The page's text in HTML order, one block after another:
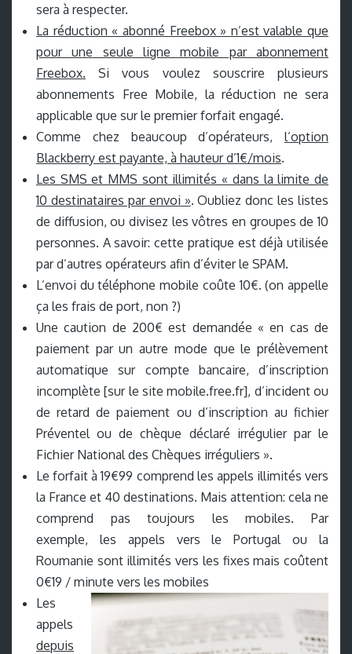
sera à respecter.
La réduction « abonné Freebox » n’est valable que
pour une seule ligne mobile par abonnement
Freebox. Si vous voulez souscrire plusieurs
abonnements Free Mobile, la réduction ne sera
applicable que sur le premier forfait engagé.
Comme chez beaucoup d’opérateurs, l’option
Blackberry est payante, à hauteur d’1€/mois.
Les SMS et MMS sont illimités « dans la limite de
10 destinataires par envoi ». Oubliez donc les listes
de diffusion, ou divisez les vôtres en groupes de 10
personnes. A savoir: cette pratique est déjà utilisée
par d’autres opérateurs afin d’éviter le SPAM.
L’envoi du téléphone mobile coûte 10€. (on appelle
ça les frais de port, non ?)
Une caution de 200€ est demandée « en cas de
paiement par un autre mode que le prélèvement
automatique sur compte bancaire, d’inscription
incomplète [sur le site mobile.free.fr], d’incident ou
de retard de paiement ou d’inscription au fichier
Préventel ou de chèque déclaré irrégulier par le
Fichier National des Chèques irréguliers ».
Le forfait à 19€99 comprend les appels illimités vers
la France et 40 destinations. Mais attention: cela ne
comprend pas toujours les mobiles. Par
exemple, les appels vers le Portugal ou la
Roumanie sont illimités vers les fixes mais coûtent
0€19 / minute vers les mobiles
Les
appels
depuis